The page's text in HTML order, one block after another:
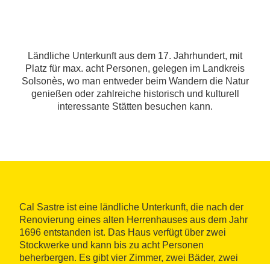
Ländliche Unterkunft aus dem 17. Jahrhundert, mit
Platz für max. acht Personen, gelegen im Landkreis
Solsonès, wo man entweder beim Wandern die Natur
genießen oder zahlreiche historisch und kulturell
interessante Stätten besuchen kann.
Cal Sastre ist eine ländliche Unterkunft, die nach der
Renovierung eines alten Herrenhauses aus dem Jahr
1696 entstanden ist. Das Haus verfügt über zwei
Stockwerke und kann bis zu acht Personen
beherbergen. Es gibt vier Zimmer, zwei Bäder, zwei